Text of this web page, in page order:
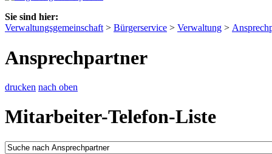
Sie sind hier:
Verwaltungsgemeinschaft > Bürgerservice > Verwaltung >
Ansprechpartner
drucken nach oben
Mitarbeiter-Telefon-Liste